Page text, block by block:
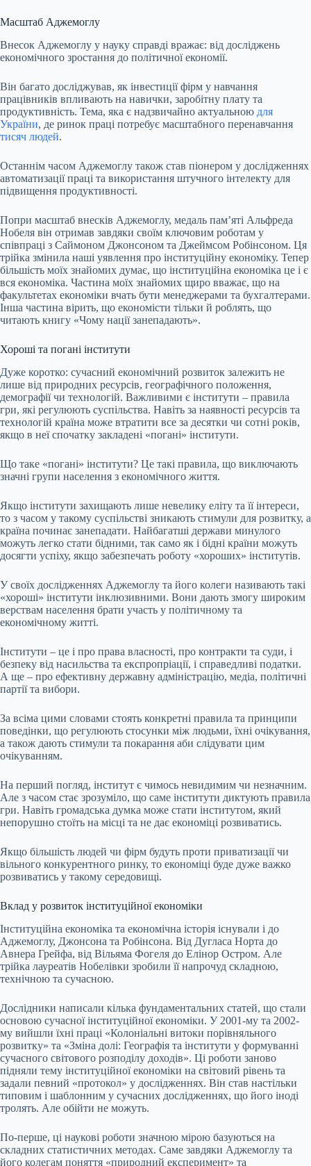
Масштаб Аджемоглу
Внесок Аджемоглу у науку справді вражає: від досліджень
економічного зростання до політичної економії.
Він багато досліджував, як інвестиції фірм у навчання
працівників впливають на навички, заробітну плату та
продуктивність. Тема, яка є надзвичайно актуальною для
України, де ринок праці потребує масштабного перенавчання
тисяч людей.
Останнім часом Аджемоглу також став піонером у дослідженнях
автоматизації праці та використання штучного інтелекту для
підвищення продуктивності.
Попри масштаб внесків Аджемоглу, медаль памʼяті Альфреда
Нобеля він отримав завдяки своїм ключовим роботам у
співпраці з Саймоном Джонсоном та Джеймсом Робінсоном. Ця
трійка змінила наші уявлення про інституційну економіку. Тепер
більшість моїх знайомих думає, що інституційна економіка це і є
вся економіка. Частина моїх знайомих щиро вважає, що на
факультетах економіки вчать бути менеджерами та бухгалтерами.
Інша частина вірить, що економісти тільки й роблять, що
читають книгу «Чому нації занепадають».
Хороші та погані інститути
Дуже коротко: сучасний економічний розвиток залежить не
лише від природних ресурсів, географічного положення,
демографії чи технологій. Важливими є інститути – правила
гри, які регулюють суспільства. Навіть за наявності ресурсів та
технологій країна може втратити все за десятки чи сотні років,
якщо в неї спочатку закладені «погані» інститути.
Що таке «погані» інститути? Це такі правила, що виключають
значні групи населення з економічного життя.
Якщо інститути захищають лише невелику еліту та її інтереси,
то з часом у такому суспільстві зникають стимули для розвитку, а
країна починає занепадати. Найбагатші держави минулого
можуть легко стати бідними, так само як і бідні країни можуть
досягти успіху, якщо забезпечать роботу «хороших» інститутів.
У своїх дослідженнях Аджемоглу та його колеги називають такі
«хороші» інститути інклюзивними. Вони дають змогу широким
верствам населення брати участь у політичному та
економічному житті.
Інститути – це і про права власності, про контракти та суди, і
безпеку від насильства та експропріації, і справедливі податки.
А ще – про ефективну державну адміністрацію, медіа, політичні
партії та вибори.
За всіма цими словами стоять конкретні правила та принципи
поведінки, що регулюють стосунки між людьми, їхні очікування,
а також дають стимули та покарання аби слідувати цим
очікуванням.
На перший погляд, інститут є чимось невидимим чи незначним.
Але з часом стає зрозуміло, що саме інститути диктують правила
гри. Навіть громадська думка може стати інститутом, який
непорушно стоїть на місці та не дає економіці розвиватись.
Якщо більшість людей чи фірм будуть проти приватизації чи
вільного конкурентного ринку, то економіці буде дуже важко
розвиватись у такому середовищі.
Вклад у розвиток інституційної економіки
Інституційна економіка та економічна історія існували і до
Аджемоглу, Джонсона та Робінсона. Від Дугласа Норта до
Авнера Грейфа, від Вільяма Фогеля до Елінор Остром. Але
трійка лауреатів Нобелівки зробили її напрочуд складною,
технічною та сучасною.
Дослідники написали кілька фундаментальних статей, що стали
основою сучасної інституційної економіки. У 2001-му та 2002-
му вийшли їхні праці «Колоніальні витоки порівняльного
розвитку» та «Зміна долі: Географія та інститути у формуванні
сучасного світового розподілу доходів». Ці роботи заново
підняли тему інституційної економіки на світовий рівень та
задали певний «протокол» у дослідженнях. Він став настільки
типовим і шаблонним у сучасних дослідженнях, що його іноді
тролять. Але обійти не можуть.
По-перше, ці наукові роботи значною мірою базуються на
складних статистичних методах. Саме завдяки Аджемоглу та
його колегам поняття «природний експеримент» та